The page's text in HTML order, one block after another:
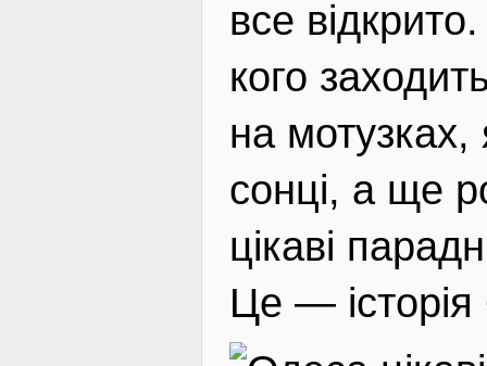
все
кого
на мотузках,
сонці, а ще
цікаві
Це —